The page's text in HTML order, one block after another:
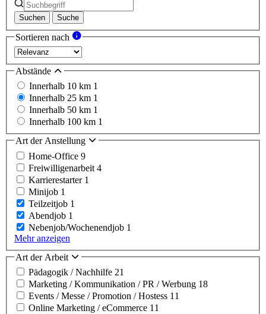
Suchen Suche
Sortieren nach
Abstände
Innerhalb 10 km 1
Innerhalb 25 km 1
Innerhalb 50 km 1
Innerhalb 100 km 1
Art der Anstellung
Home-Office 9
Freiwilligenarbeit 4
Karrierestarter 1
Minijob 1
Teilzeitjob 1
Abendjob 1
Nebenjob/Wochenendjob 1
Mehr anzeigen
Art der Arbeit
Pädagogik / Nachhilfe 21
Marketing / Kommunikation / PR / Werbung 18
Events / Messe / Promotion / Hostess 11
Online Marketing / eCommerce 11